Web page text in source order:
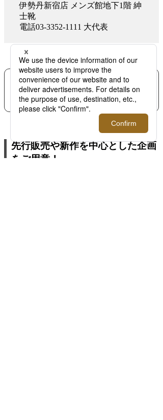
伊勢丹新宿店 メンズ館地下1階 紳
士靴
電話03-3352-1111 大代表
メンズ館地下1階 バッグ
先行販売や新作を中心とした企画
をご用意！